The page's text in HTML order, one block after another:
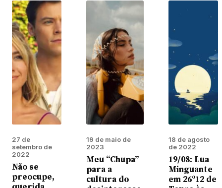
27 de
setembro de
2022
Não se
preocupe,
19 de maio de
2023
Meu “Chupa”
para a
cultura do
18 de agosto
de 2022
19/08: Lua
Minguante
em 26º12 de